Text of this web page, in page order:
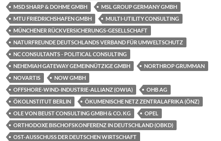
MSD SHARP & DOHME GMBH
MSL GROUP GERMANY GMBH
MTU FRIEDRICHSHAFEN GMBH
MULTI-UTILITY CONSULTING
MÜNCHENER RÜCKVERSICHERUNGS-GESELLSCHAFT
NATURFREUNDE DEUTSCHLANDS VERBAND FÜR UMWELTSCHUTZ
NC CONSULTANTS - POLITICAL CONSULTING
NEHEMIAH GATEWAY GEMEINNÜTZIGE GMBH
NORTHROP GRUMMAN
NOVARTIS
NOW GMBH
OFFSHORE-WIND-INDUSTRIE-ALLIANZ (OWIA)
OHB AG
ÖKOLNSTITUT BERLIN
ÖKUMENISCHE NETZ ZENTRALAFRIKA (ÖNZ)
OLE VON BEUST CONSULTING GMBH & CO. KG
OPEL
ORTHODOXE BISCHOFSKONFERENZ IN DEUTSCHLAND (OBKD)
OST-AUSSCHUSS DER DEUTSCHEN WIRTSCHAFT